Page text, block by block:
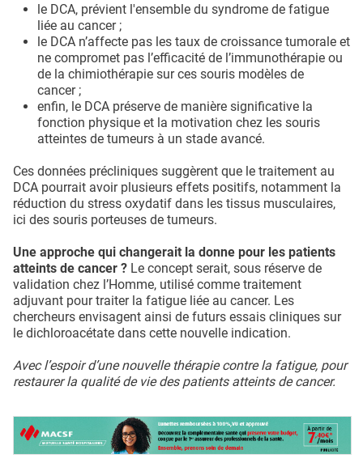
le DCA, prévient l'ensemble du syndrome de fatigue
liée au cancer ;
le DCA n’affecte pas les taux de croissance tumorale et
ne compromet pas l’efficacité de l’immunothérapie ou
de la chimiothérapie sur ces souris modèles de
cancer ;
enfin, le DCA préserve de manière significative la
fonction physique et la motivation chez les souris
atteintes de tumeurs à un stade avancé.
Ces données précliniques suggèrent que le traitement au
DCA pourrait avoir plusieurs effets positifs, notamment la
réduction du stress oxydatif dans les tissus musculaires,
ici des souris porteuses de tumeurs.
Une approche qui changerait la donne pour les patients
atteints de cancer ? Le concept serait, sous réserve de
validation chez l’Homme, utilisé comme traitement
adjuvant pour traiter la fatigue liée au cancer. Les
chercheurs envisagent ainsi de futurs essais cliniques sur
le dichloroacétate dans cette nouvelle indication.
Avec l’espoir d’une nouvelle thérapie contre la fatigue, pour
restaurer la qualité de vie des patients atteints de cancer.